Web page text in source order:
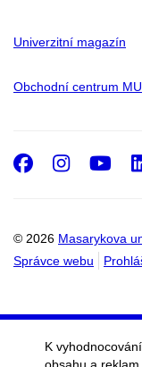
Univerzitní magazín
Obchodní centrum MU
© 2026 Masarykova
Správce webu
K